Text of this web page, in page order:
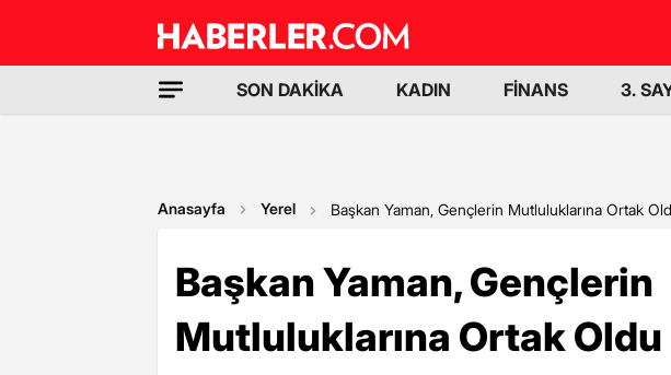
SON DAKİKA KADIN FİNANS 3.
Anasayfa Yerel Başkan Yaman, Gençlerin Mutluluklarına Ortak
Başkan Yaman, Gençlerin
Mutluluklarına Ortak Oldu